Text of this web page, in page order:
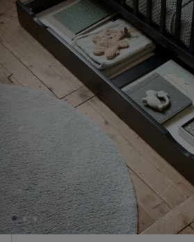
KLIK EN
Snelle levering
Voor 23:00 besteld,
verzonden
Betaal nu of achteraf
Veilig afrekenen met
betaalmethoden